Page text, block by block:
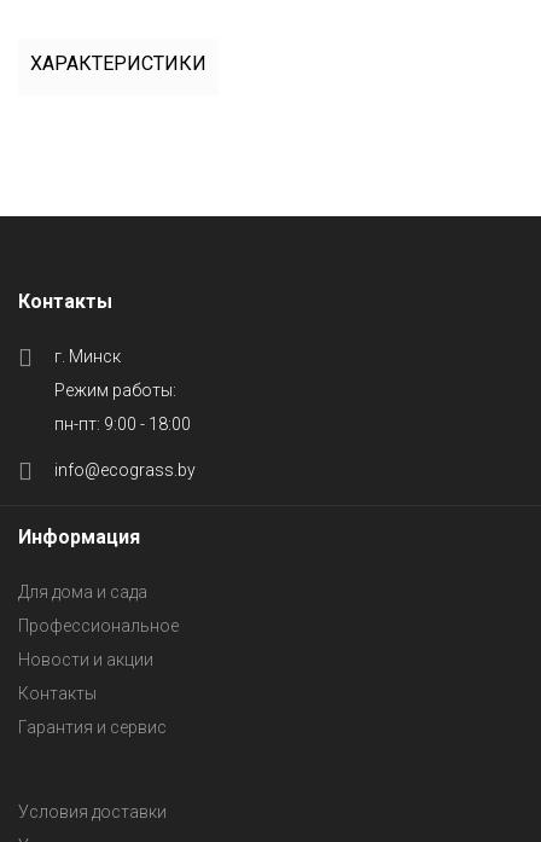
ХАРАКТЕРИСТИКИ
Контакты
г. Минск
Режим работы:
пн-пт: 9:00 - 18:00
info@ecograss.by
Информация
Для дома и сада
Профессиональное
Новости и акции
Контакты
Гарантия и сервис
Условия доставки